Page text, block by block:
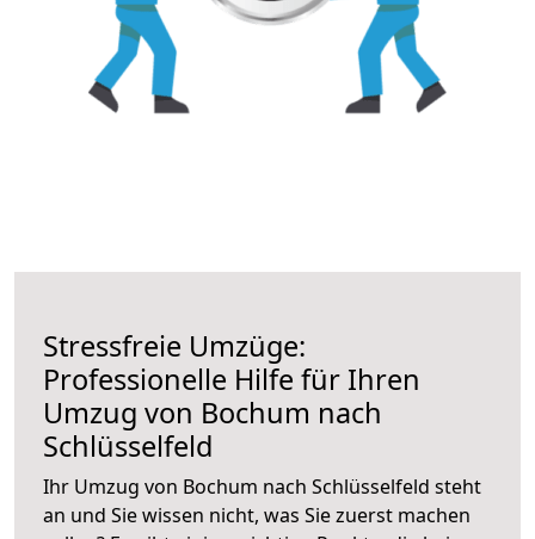
Stressfreie Umzüge:
Professionelle Hilfe für Ihren
Umzug von Bochum nach
Schlüsselfeld
Ihr Umzug von Bochum nach Schlüsselfeld steht
an und Sie wissen nicht, was Sie zuerst machen